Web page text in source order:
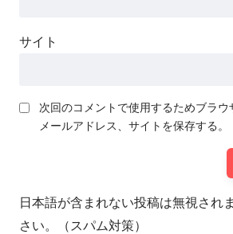
サイト
次回のコメントで使用するためブラウ
メールアドレス、サイトを保存する。
日本語が含まれない投稿は無視され
さい。（スパム対策）